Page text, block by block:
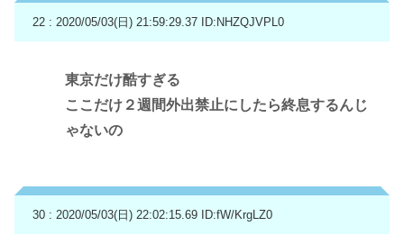
22 : 2020/05/03(日) 21:59:29.37 ID:NHZQJVPL0
東京だけ酷すぎる
ここだけ２週間外出禁止にしたら終息するんじ
ゃないの
30 : 2020/05/03(日) 22:02:15.69 ID:fW/KrgLZ0